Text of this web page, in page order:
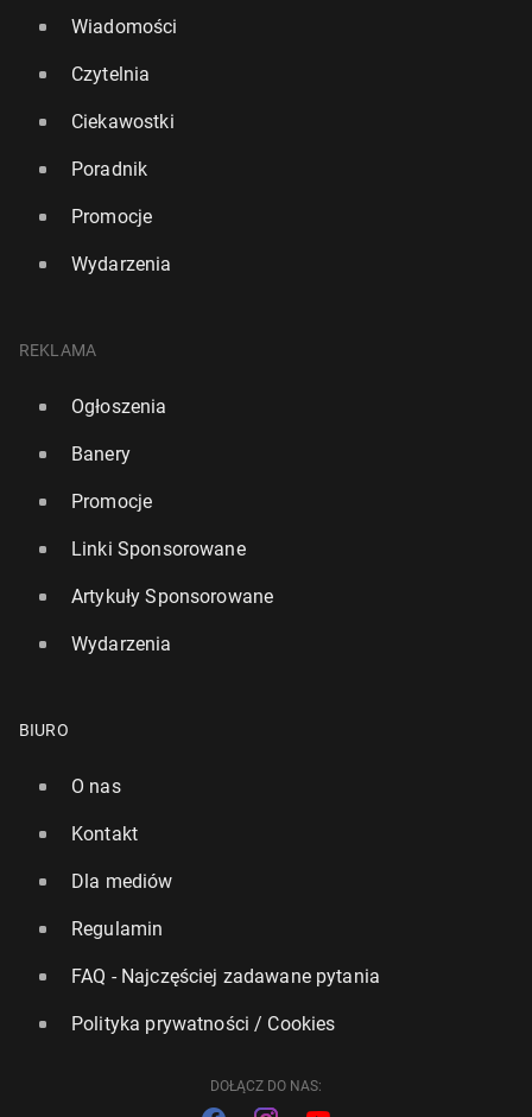
3 czerwca 2025, 09:00
W Puź­ni­kach roz­po­czę­ły się eks­hu­ma­cje pol­skich
Wiadomości
Czytelnia
Ciekawostki
Poradnik
Promocje
Wydarzenia
REKLAMA
Ogłoszenia
Banery
Promocje
Linki Sponsorowane
Artykuły Sponsorowane
Wydarzenia
BIURO
O nas
Kontakt
Dla mediów
Regulamin
FAQ - Najczęściej zadawane pytania
Polityka prywatności / Cookies
DOŁĄCZ DO NAS: